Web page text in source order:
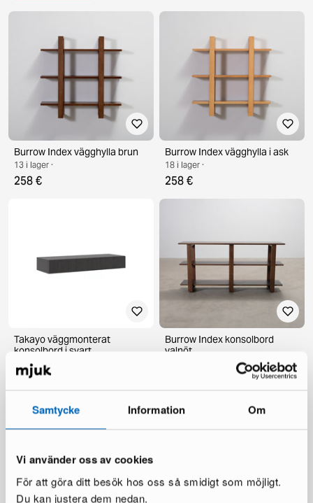
Samtycke Information Om
Vi använder oss av cookies
För att göra ditt besök hos oss så smidigt som möjligt.
Du kan justera dem nedan.
Burrow Index vägghylla brun
13 i lager ·
258 €
Burrow Index vägghylla i ask
18 i lager ·
258 €
Takayo väggmonterat
konsolbord i svart
1 i lager ·
158 €
Burrow Index konsolbord
valnöt